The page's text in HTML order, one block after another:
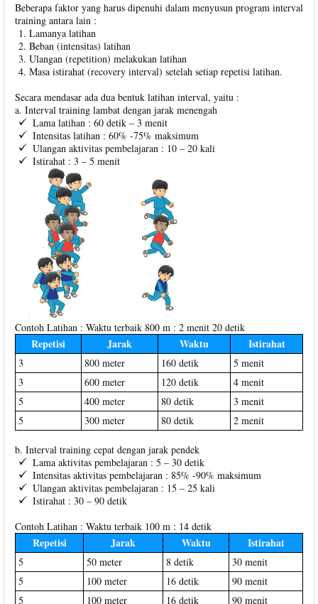
Beberapa faktor yang harus dipenuhi dalam menyusun program interval
training antara lain :
Lamanya latihan
Beban (intensitas) latihan
Ulangan (repetition) melakukan latihan
Masa istirahat (recovery interval) setelah setiap repetisi latihan.
Secara mendasar ada dua bentuk latihan interval, yaitu :
a. Interval training lambat dengan jarak menengah
Lama latihan : 60 detik – 3 menit
Intensitas latihan : 60% -75% maksimum
Ulangan aktivitas pembelajaran : 10 – 20 kali
Istirahat : 3 – 5 menit
Contoh Latihan : Waktu terbaik 800 m : 2 menit 20 detik
Repetisi Jarak Waktu Istirahat
3 800 meter 160 detik
5 menit
3
600 meter 120 detik
4 menit
5
400 meter 80 detik
3 menit
5
300 meter 80 detik 2 menit
b. Interval training cepat dengan jarak pendek
Lama aktivitas pembelajaran : 5 – 30 detik
Intensitas aktivitas pembelajaran : 85% -90% maksimum
Ulangan aktivitas pembelajaran : 15 – 25 kali
Istirahat : 30 – 90 detik
Contoh Latihan : Waktu terbaik 100 m : 14 detik
Repetisi Jarak Waktu Istirahat
5 50 meter 8 detik
30 menit
5
100 meter 16 detik
90 menit
5
100 meter 16 detik 90 menit